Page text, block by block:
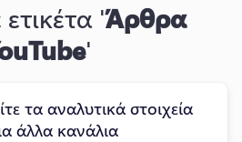
'Άρθρα
'
τα αναλυτικά στοιχεία
άλλα κανάλια